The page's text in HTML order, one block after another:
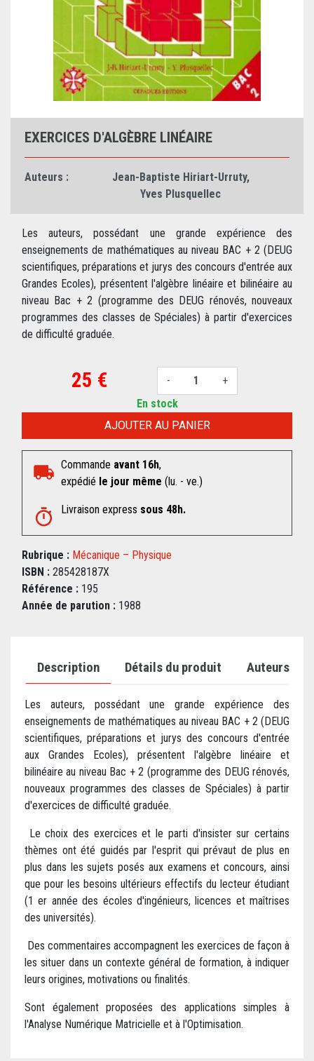
EXERCICES D'ALGÈBRE LINÉAIRE
Auteurs : Jean-Baptiste Hiriart-Urruty,
Yves Plusquellec
Les auteurs, possédant une grande expérience des
enseignements de mathématiques au niveau BAC + 2 (DEUG
scientifiques, préparations et jurys des concours d'entrée aux
Grandes Ecoles), présentent l'algèbre linéaire et bilinéaire au
niveau Bac + 2 (programme des DEUG rénovés, nouveaux
programmes des classes de Spéciales) à partir d'exercices
de difficulté graduée.
25 € - +
AJOUTER AU PANIER
En stock
Commande avant 16h,
expédié le jour même (lu. - ve.)
Livraison express sous 48h.
Rubrique : Mécanique – Physique
ISBN : 285428187X
Référence : 195
Année de parution : 1988
Description Détails du produit Auteurs
Les auteurs, possédant une grande expérience des
enseignements de mathématiques au niveau BAC + 2 (DEUG
scientifiques, préparations et jurys des concours d'entrée
aux Grandes Ecoles), présentent l'algèbre linéaire et
bilinéaire au niveau Bac + 2 (programme des DEUG rénovés,
nouveaux programmes des classes de Spéciales) à partir
d'exercices de difficulté graduée.
Le choix des exercices et le parti d'insister sur certains
thèmes ont été guidés par l'esprit qui prévaut de plus en
plus dans les sujets posés aux examens et concours, ainsi
que pour les besoins ultérieurs effectifs du lecteur étudiant
(1 er année des écoles d'ingénieurs, licences et maîtrises
des universités).
Des commentaires accompagnent les exercices de façon à
les situer dans un contexte général de formation, à indiquer
leurs origines, motivations ou finalités.
Sont également proposées des applications simples à
l'Analyse Numérique Matricielle et à l'Optimisation.